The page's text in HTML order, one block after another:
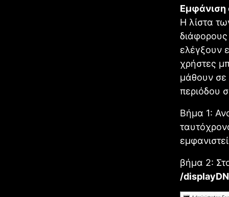
Η λίστα
ελέγξουν
χρήστες
μάθουν σε
περιόδου
Βήμα 1:
βήμα 2:
/